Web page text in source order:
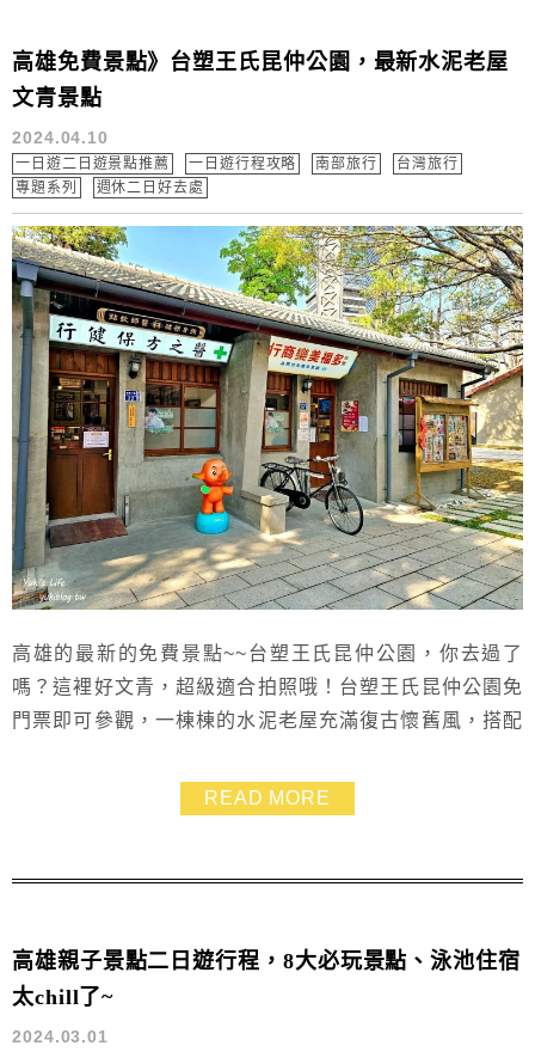
高雄免費景點》台塑王氏昆仲公園，最新水泥老屋
文青景點
2024.04.10
一日遊二日遊景點推薦 一日遊行程攻略 南部旅行
台灣旅行
專題系列
週休二日好去處
高雄的最新的免費景點~~台塑王氏昆仲公園，你去過了
嗎？這裡好文青，超級適合拍照哦！台塑王氏昆仲公園免
門票即可參觀，一棟棟的水泥老屋充滿復古懷舊風，搭配
園裡還有各式餐廳和小店，都很值得細細品味~~找個舒服
的午後，帶家人或是另一半來散步晃晃吧！
READ MORE
高雄親子景點二日遊行程，8大必玩景點、泳池住宿
太chill了~
2024.03.01